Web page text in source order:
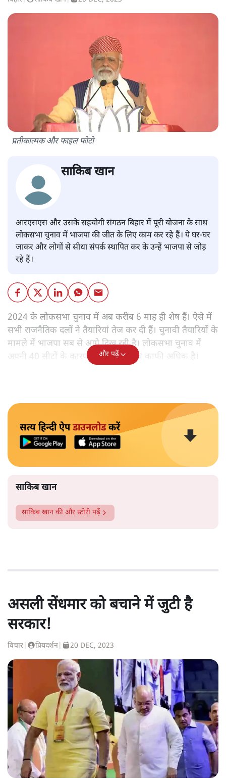
प्रतीकात्मक और फाइल फोटो
साकिब खान
आरएसएस और उसके सहयोगी संगठन बिहार में पूरी योजना के साथ
लोकसभा चुनाव में भाजपा की जीत के लिए काम कर रहे हैं। ये घर-घर
जाकर और लोगों से सीधा संपर्क स्थापित कर के उन्हें भाजपा से जोड़
रहे हैं।
2024 के लोकसभा चुनाव में अब करीब 6 माह ही शेष हैं। ऐसे में
सभी राजनैतिक दलों ने तैयारियां तेज कर दी हैं। चुनावी तैयारियों के
मामले में भाजपा सब से आगे दिख रही है। लोकसभा चुनाव में
अपनी 40 सीटों के कारण बिहार का महत्व काफी अधिक है।
और पढ़ें
सत्य हिन्दी ऐपडाउनलोडकरें
साकिब खान
साकिब खान की और स्टोरी पढ़ें
असली सेंधमार को बचाने में जुटी है
सरकार!
विचार प्रियदर्शन 20 DEC, 2023